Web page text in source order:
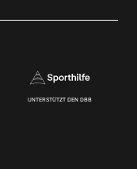
UNTERSTÜTZT DEN DBB